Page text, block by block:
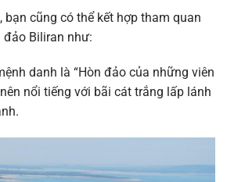
bạn cũng có thể kết hợp tham quan
Biliran như:
danh là “Hòn đảo của những viên
nổi tiếng với bãi cát trắng lấp lánh